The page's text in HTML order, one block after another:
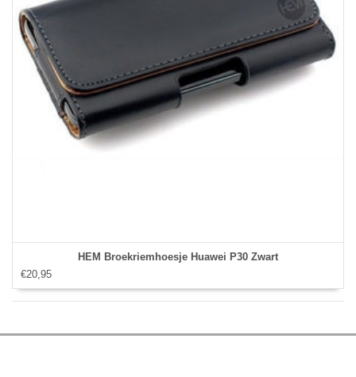
HEM Broekriemhoesje Huawei P30 Zwart
€20,95